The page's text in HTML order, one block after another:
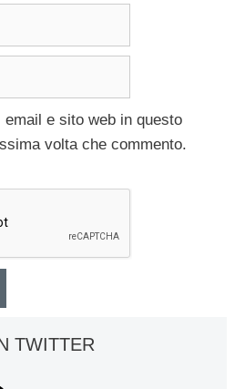
e sito web in questo
volta che commento.
TWITTER